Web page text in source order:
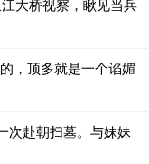
，顶多就是一个谄媚
次赴朝扫墓。与妹妹